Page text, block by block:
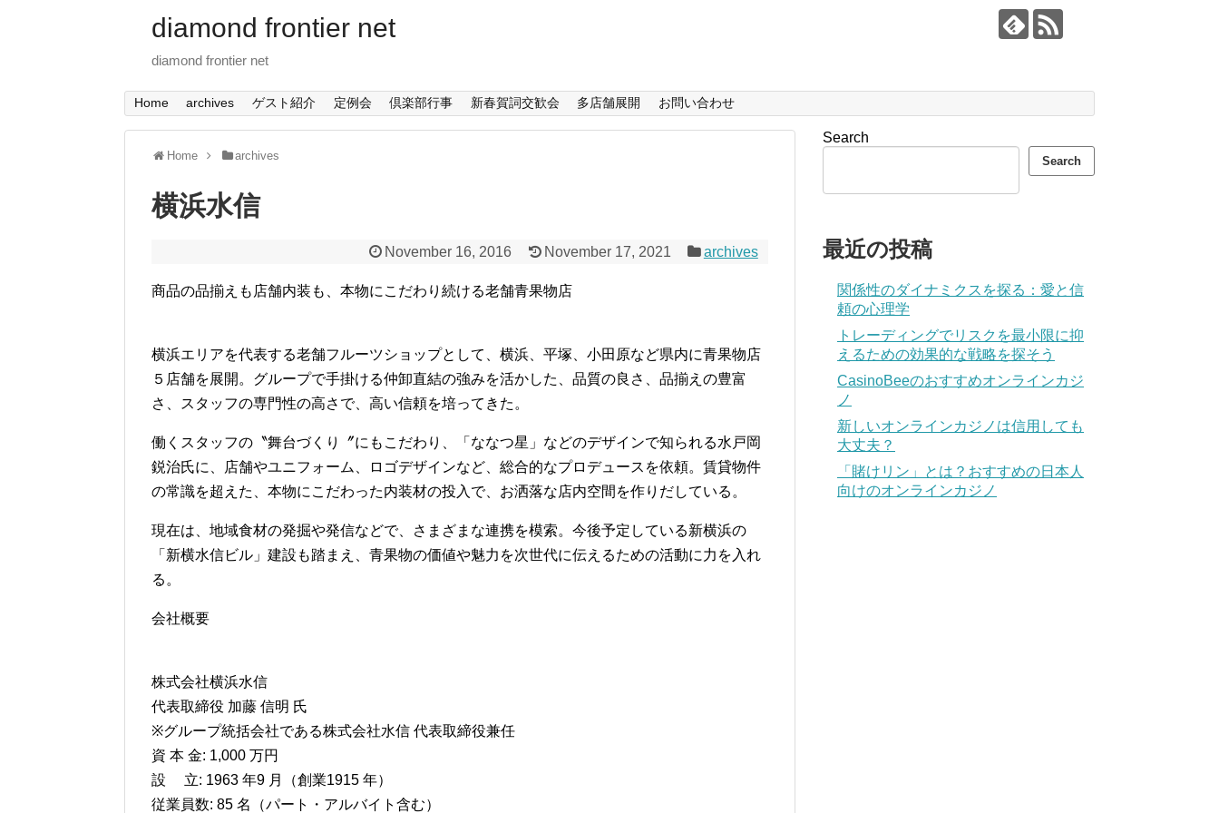
diamond frontier net
diamond frontier net
Home archives ゲスト紹介 定例会 倶楽部行事 新春賀詞交歓会 多店舗展開 お問い合わせ
Home archives
横浜水信
November 16, 2016 November 17, 2021 archives
商品の品揃えも店舗内装も、本物にこだわり続ける老舗青果物店
横浜エリアを代表する老舗フルーツショップとして、横浜、平塚、小田原など県内に青果物店
５店舗を展開。グループで手掛ける仲卸直結の強みを活かした、品質の良さ、品揃えの豊富
さ、スタッフの専門性の高さで、高い信頼を培ってきた。
働くスタッフの〝舞台づくり〞にもこだわり、「ななつ星」などのデザインで知られる水戸岡
鋭治氏に、店舗やユニフォーム、ロゴデザインなど、総合的なプロデュースを依頼。賃貸物件
の常識を超えた、本物にこだわった内装材の投入で、お洒落な店内空間を作りだしている。
現在は、地域食材の発掘や発信などで、さまざまな連携を模索。今後予定している新横浜の
「新横水信ビル」建設も踏まえ、青果物の価値や魅力を次世代に伝えるための活動に力を入れ
る。
会社概要
株式会社横浜水信
代表取締役 加藤 信明 氏
※グループ統括会社である株式会社水信 代表取締役兼任
資 本 金: 1,000 万円
設 立: 1963 年9 月（創業1915 年）
従業員数: 85 名（パート・アルバイト含む）
Search
Search
最近の投稿
関係性のダイナミクスを探る：愛と信
頼の心理学
トレーディングでリスクを最小限に抑
えるための効果的な戦略を探そう
CasinoBeeのおすすめオンラインカジ
ノ
新しいオンラインカジノは信用しても
大丈夫？
「賭けリン」とは？おすすめの日本人
向けのオンラインカジノ